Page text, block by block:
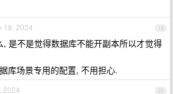
19
18, 2024
是不是觉得数据库不能开副本所以才觉得
库场景专用的配置, 不用担心.
20
2024